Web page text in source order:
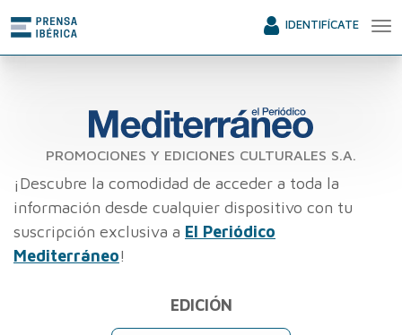
IDENTIFÍCATE
PROMOCIONES Y EDICIONES CULTURALES S.A.
¡Descubre la comodidad de acceder a toda la
información desde cualquier dispositivo con tu
suscripción exclusiva a El Periódico
Mediterráneo!
EDICIÓN